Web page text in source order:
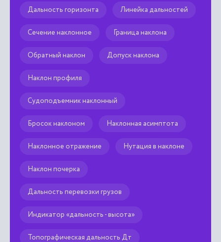
Дальность горизонта Линейка дальностей
Сечение наклонное Граница наклона
Обратный наклон Допуск наклона
Наклон профиля
Судоподъемник наклонный
Бросок наклоном Наклонная асимптота
Наклонное отражение Нутация в наклоне
Наклон почерка
Дальность перевозки грузов
Индикатор «дальность - высота»
Топографическая дальность Дт